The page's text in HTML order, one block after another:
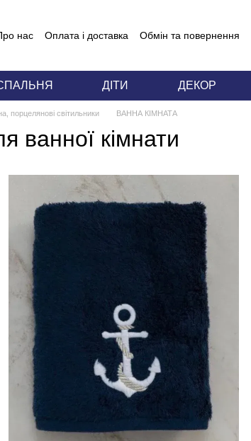
нас Оплата і доставка Обмін та повернення
ДІТИ ДЕКОР
порцелянові світильники ВАННА КІМНАТА
ванної кімнати